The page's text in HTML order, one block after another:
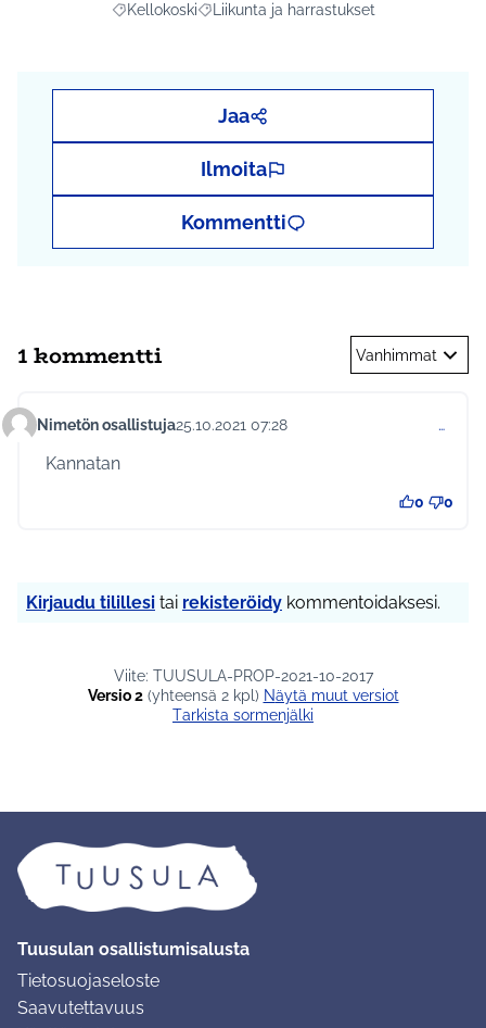
Rajaa tulokset aihepiirin mukaan: Kellokoski
KellokoskiRajaa tulokset teeman mukaan: Liikunta
Liikunta ja harrastukset
Jaa
Ilmoita
Kommentti
1 kommentti Vanhimmat
Kommentti 608
Nimetön osallistuja25.10.2021 07:28 …
Kannatan
0 0
Kirjaudu tilillesi tai rekisteröidy kommentoidaksesi.
Viite: TUUSULA-PROP-2021-10-2017
Versio 2(yhteensä 2 kpl)
näytä muut versiot
Tarkista sormenjälki
Tuusulan osallistumisalusta
Tietosuojaseloste
Saavutettavuus